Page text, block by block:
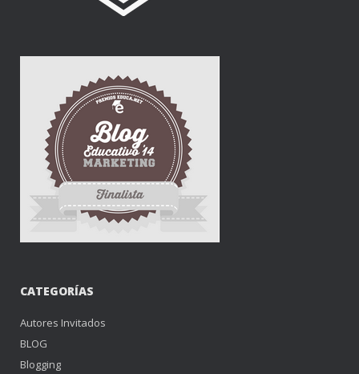
CATEGORÍAS
Autores Invitados
BLOG
Blogging